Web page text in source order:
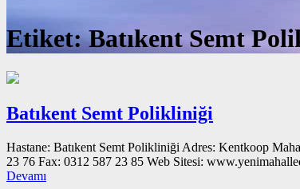
Etiket:Batıkent Semt
Batıkent Semt Polikliniği
Hastane: Batıkent Semt Polikliniği Adres: Kentkoop
23 76 Fax: 0312 587 23 85 Web Sitesi:
Devamı